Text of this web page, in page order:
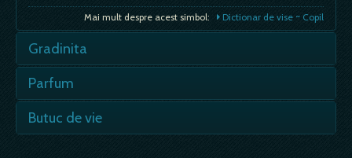
Mai mult despre acest simbol: Dictionar de vise ~ Copil
Gradinita
de a mai copilari cateodata, de a-ti permite sa
te bucuri mai mult si…
Parfum
- daca unele parfumuri erau oferite in
onoarea zeilor, istoricii contemporani sunt de
Butuc de vie